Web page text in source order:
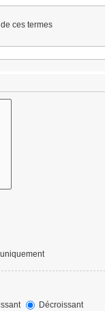
ces termes
Décroissant